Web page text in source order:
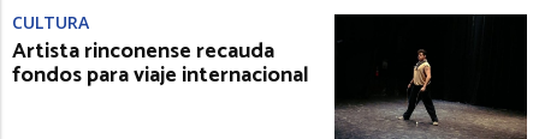
CULTURA
Artista rinconense recauda
fondos para viaje internacional